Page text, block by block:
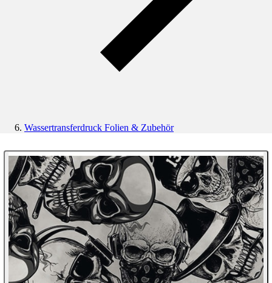
Wassertransferdruck Folien & Zubehör